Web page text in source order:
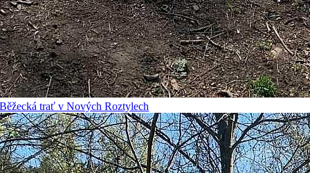
Běžecká trať v Nových Roztylech